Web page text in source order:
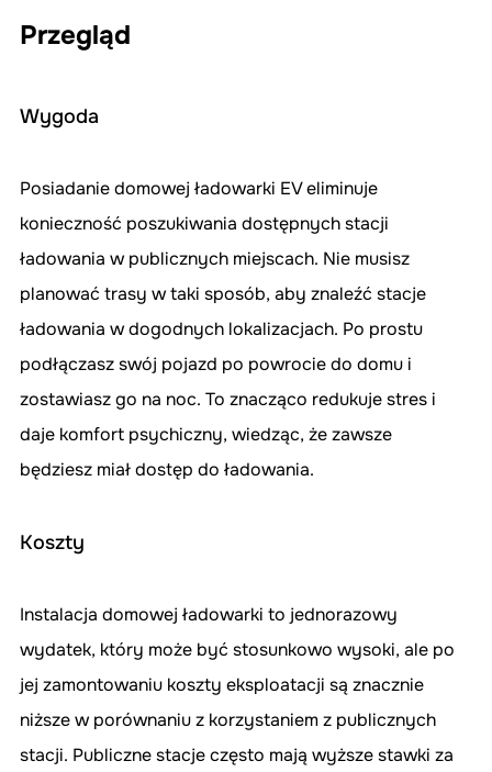
Przegląd
Wygoda
Posiadanie domowej ładowarki EV eliminuje
konieczność poszukiwania dostępnych stacji
ładowania w publicznych miejscach. Nie musisz
planować trasy w taki sposób, aby znaleźć stacje
ładowania w dogodnych lokalizacjach. Po prostu
podłączasz swój pojazd po powrocie do domu i
zostawiasz go na noc. To znacząco redukuje stres i
daje komfort psychiczny, wiedząc, że zawsze
będziesz miał dostęp do ładowania.
Koszty
Instalacja domowej ładowarki to jednorazowy
wydatek, który może być stosunkowo wysoki, ale po
jej zamontowaniu koszty eksploatacji są znacznie
niższe w porównaniu z korzystaniem z publicznych
stacji. Publiczne stacje często mają wyższe stawki za